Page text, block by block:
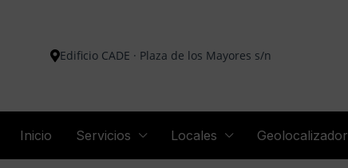
Edificio CADE · Plaza de los Mayores s/n
Inicio Servicios Locales Geolocalizador